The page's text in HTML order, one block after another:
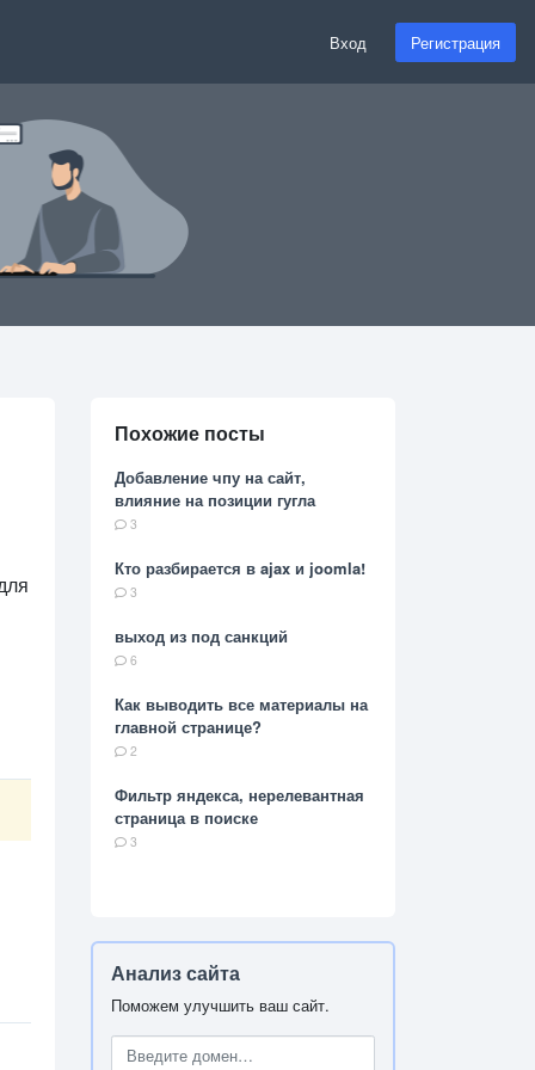
Вход Регистрация
Похожие посты
Добавление чпу на сайт,
влияние на позиции гугла
3
Кто разбирается в ajax и joomla!
3
выход из под санкций
6
Как выводить все материалы на
главной странице?
2
Фильтр яндекса, нерелевантная
страница в поиске
3
Анализ сайта
Поможем улучшить ваш сайт.